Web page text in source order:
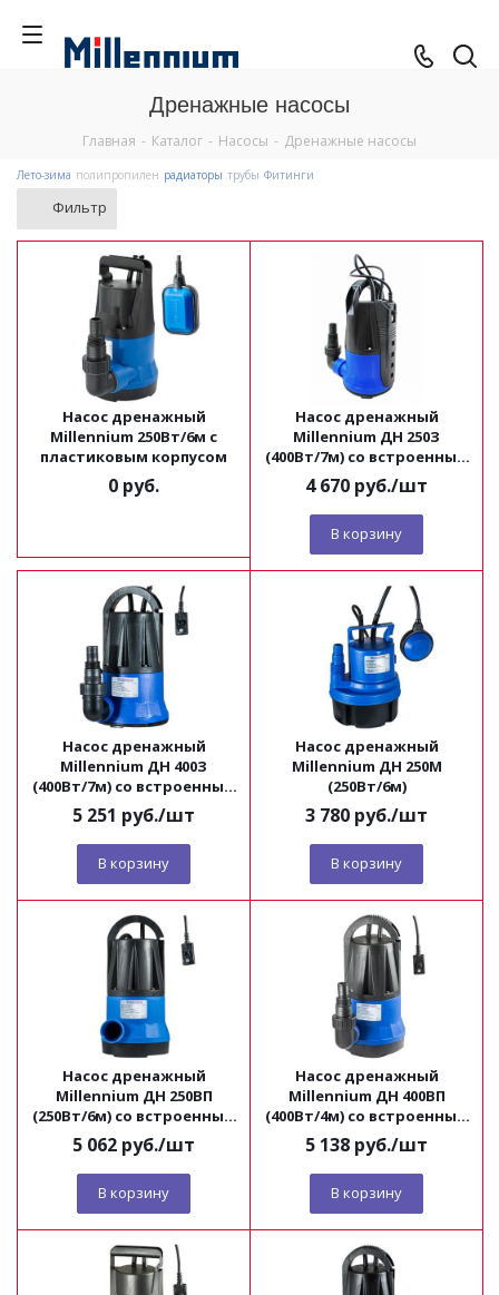
Дренажные насосы
Главная - Каталог - Насосы - Дренажные насосы
Лето-зима полипропилен радиаторы трубы Фитинги
Фильтр
Насос дренажный
Millennium 250Вт/6м с
пластиковым корпусом
0 руб.
Насос дренажный
Millennium ДН 250З
(400Вт/7м) со встроенным
поплавком
4 670 руб./шт
В корзину
Насос дренажный
Millennium ДН 400З
(400Вт/7м) со встроенным
поплавком
5 251 руб./шт
В корзину
Насос дренажный
Millennium ДН 250M
(250Вт/6м)
3 780 руб./шт
В корзину
Насос дренажный
Millennium ДН 250ВП
(250Вт/6м) со встроенным
поплавком
5 062 руб./шт
В корзину
Насос дренажный
Millennium ДН 400ВП
(400Вт/4м) со встроенным
поплавком
5 138 руб./шт
В корзину